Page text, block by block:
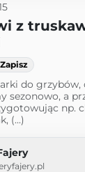
z
Zapisz
do
sezonowo, a
np.
(...)